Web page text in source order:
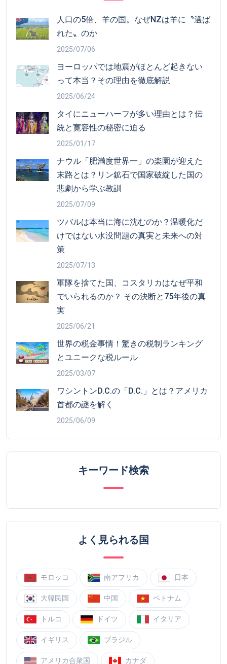
人口の5倍、羊の国。なぜNZは羊に〝選ば
れた〟のか
2025/07/06
ヨーロッパでは地震がほとんど起きない
って本当？その理由を徹底解説
2025/06/24
タイにニューハーフが多い理由とは？伝
統と寛容性の秘密に迫る
2025/01/17
ナウル「肥満度世界一」の楽園が迎えた
末路とは？リン鉱石で国家破綻した国の
悲劇から学ぶ教訓
2025/07/09
ツバルは本当に海に沈むのか？温暖化だ
けではない水没問題の真実と未来への対
策
2025/07/13
軍隊を捨てた国、コスタリカはなぜ平和
でいられるのか？ その決断と75年後の真
実
2025/06/21
世界の税金事情！驚きの税制ランキング
とユニークな税ルール
2025/03/07
ワシントンD.C.の「D.C.」とは？アメリカ
首都の謎を解く
2025/06/09
キーワード検索
よく見られる国
モロッコ 南アフリカ 日本
大韓民国 中国 ベトナム
トルコ ドイツ イタリア
イギリス ブラジル
アメリカ合衆国 カナダ